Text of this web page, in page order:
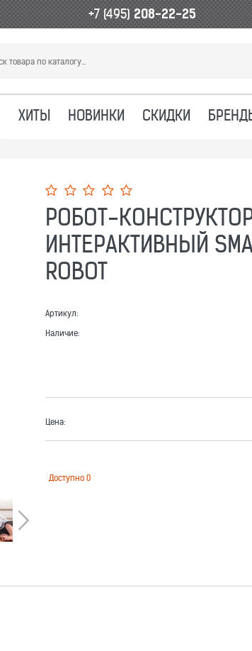
+7 (495)208-22-25
ХИТЫ НОВИНКИ СКИДКИ
РОБОТ-
ИНТЕРАКТИВНЫЙ
ROBOT
Артикул:
Наличие:
Цена:
Доступно 0